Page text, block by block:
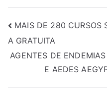
MAIS DE 280 CURSOS
A GRATUITA
AGENTES DE
E AEDES